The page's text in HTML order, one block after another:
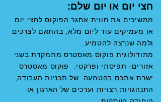
חצי יום או יום שלם:
ממשיכים את חווית אתגר הפוקוס לחצי יום
או מעמיקים עוד ליום מלא, בהתאם לצרכים
ולמה שנרצה להטמיע.
מתודולוגית פוקוס מאסטרס מתמקדת בשני
אזורים- תפיסתי ופרקטי. פוקוס מאסטרס
ישרת אתכם בהטמעה של תכניות העבודה,
התנהגויות רצויות וערכים של הארגון או